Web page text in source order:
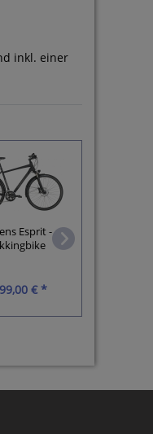
inkl. einer
Esprit -
€ *